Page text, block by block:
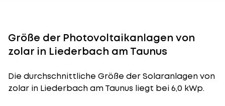
Größe der Photovoltaikanlagen von
zolar in Liederbach am Taunus
Die durchschnittliche Größe der Solaranlagenvon
zolar in Liederbach am Taunus liegt bei 6,0 kWp.